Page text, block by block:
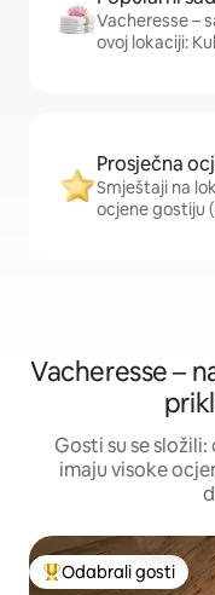
Vacheresse –
ovoj lokaciji:
Prosječna
Smještaji na
ocjene gostiju
Vacheresse –
Gosti su se
imaju visoke
Među najviše
Odabrali gosti